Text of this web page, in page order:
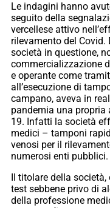
Le indagini hanno
seguito della
vercellese attivo
rilevamento del Covid.
società in questione,
commercializzazione
e operante come
all’esecuzione di
campano, aveva in
pandemia una propria
19. Infatti la società
medici – tamponi
venosi per il
numerosi enti pubblici.
Il titolare della
test sebbene privo di
della professione